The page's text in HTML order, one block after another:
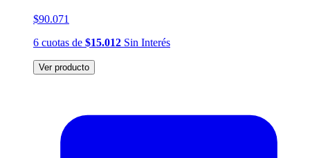
$90.071
6 cuotas de $15.012 Sin Interés
Ver producto